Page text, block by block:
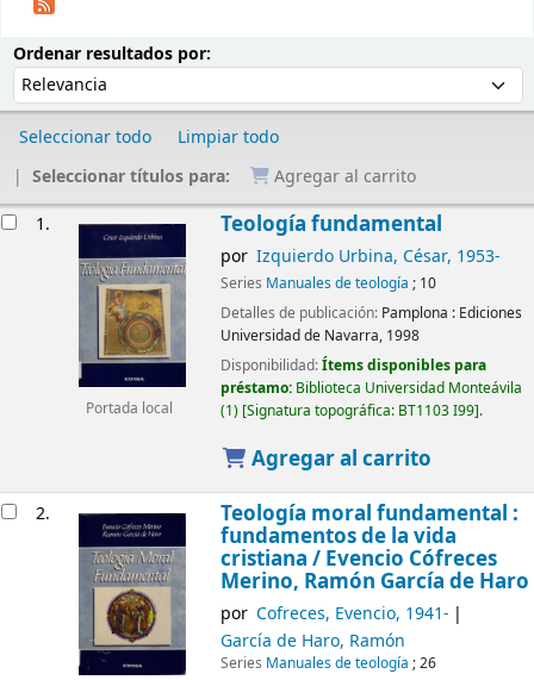
Ordenar resultados por:
Seleccionar todo
Limpiar todo
Seleccionar títulos para:
Agregar al carrito
1.
Portada local
Teología fundamental
por Izquierdo Urbina, César, 1953-
Series Manuales de teología ; 10
Detalles de publicación: Pamplona : Ediciones
Universidad de Navarra, 1998
Disponibilidad:Ítems disponibles para
préstamo: Biblioteca Universidad Monteávila
(1) Signatura topográfica: BT1103 I99 .
Agregar al carrito
2. Teología moral fundamental :
fundamentos de la vida
cristiana / Evencio Cófreces
Merino, Ramón García de Haro
por Cofreces, Evencio, 1941-
García de Haro, Ramón
Series Manuales de teología ; 26